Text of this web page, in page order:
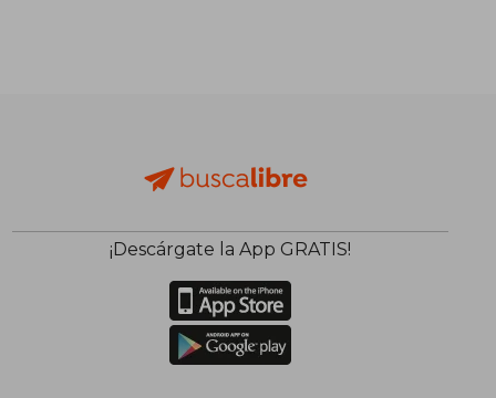
¡Descárgate la App GRATIS!